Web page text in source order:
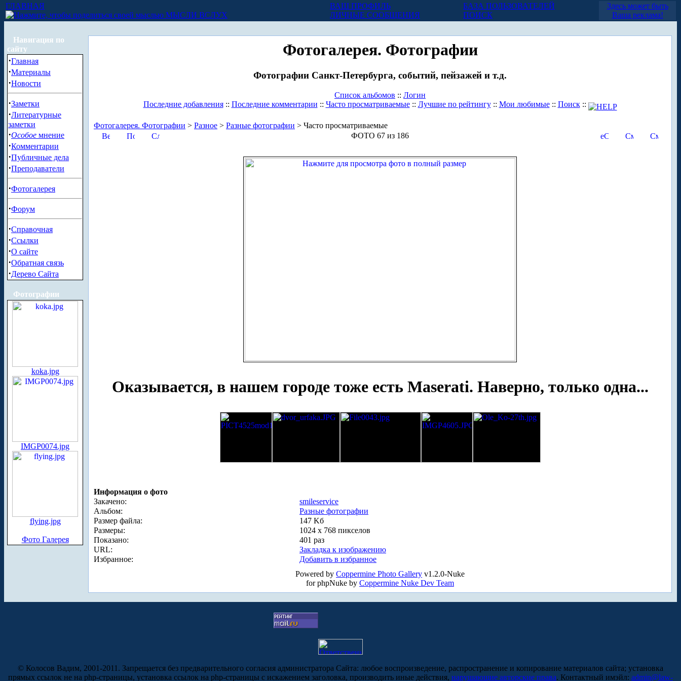
ГЛАВНАЯ
МЫСЛИ ВСЛУХ
ВАШ ПРОФИЛЬ
ЛИЧНЫЕ СООБЩЕНИЯ
БАЗА ПОЛЬЗОВАТЕЛЕЙ
ПОИСК
Здесь может быть
Ваша реклама!
Навигация по
сайту
·Главная
·Материалы
·Новости
·Заметки
·Литературные
заметки
·Особое мнение
·Комментарии
·Публичные дела
·Преподаватели
·Фотогалерея
·Форум
·Справочная
·Ссылки
·О сайте
·Обратная связь
·Дерево Сайта
Фотографии
koka.jpg
IMGP0074.jpg
flying.jpg
Фото Галерея
Фотогалерея. Фотографии
Фотографии Санкт-Петербурга, событий, пейзажей и т.д.
Список альбомов :: Логин
Последние добавления:: Последние комментарии :: Часто просматриваемые:: Лучшие по рейтингу:: Мои любимые:: Поиск::
Фотогалерея. Фотографии > Разное > Разные фотографии > Часто просматриваемые
ФОТО 67 из 186
Оказывается, в нашем городе тоже есть Maserati. Наверно, только одна...
Информация о фото
Закачено:
smileservice
Альбом:
Разные фотографии
Размер файла:
147 Kб
Размеры:
1024 x 768 пикселов
Показано:
401 раз
URL:
Закладка к изображению
Избранное:
Добавить в избранное
Powered by Coppermine Photo Gallery v1.2.0-Nuke
for phpNuke by Coppermine Nuke Dev Team
© Колосов Вадим, 2001-2011. Запрещается без предварительного согласия администратора Сайта: любое воспроизведение, распространение и копирование материалов сайта; установка
прямых ссылок не на php-страницы, установка ссылок на php-страницы с искажением заголовка, производить иные действия, нарушающие авторские права. Контактный имэйл: admin@law-